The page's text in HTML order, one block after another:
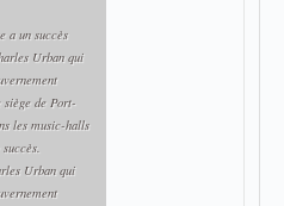
a un succès
Urban qui
de Port-
les music-halls
Urban qui